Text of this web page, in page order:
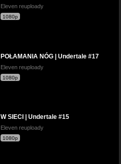
Eleven reuploady
1080p
POŁAMANIA NÓG | Undertale #17
Eleven reuploady
1080p
W SIECI | Undertale #15
Eleven reuploady
1080p